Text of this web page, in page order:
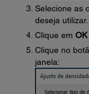
Selecione as
deseja utilizar.
Clique em OK
Clique no
janela: